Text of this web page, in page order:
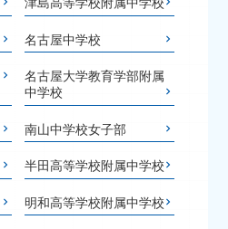
津島高等学校附属中学校
名古屋中学校
名古屋大学教育学部附属
中学校
南山中学校女子部
半田高等学校附属中学校
明和高等学校附属中学校